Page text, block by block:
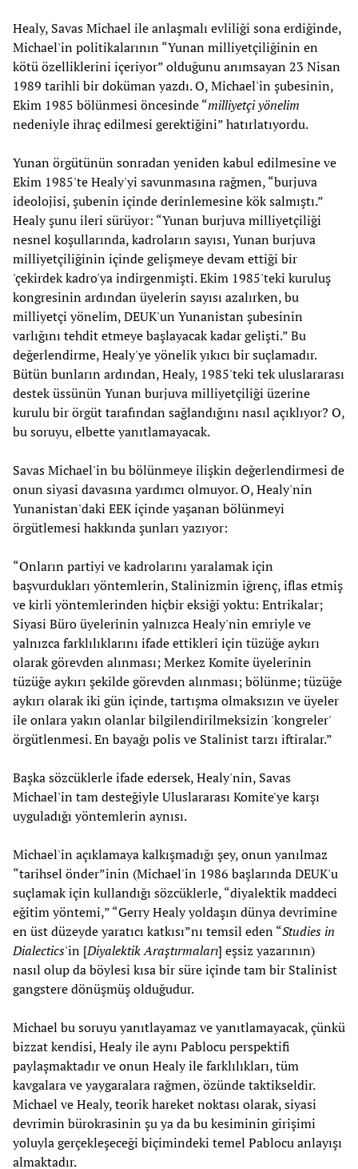
Healy, Savas Michael ile anlaşmalı evliliği sona erdiğinde,
Michael'in politikalarının “Yunan milliyetçiliğinin en
kötü özelliklerini içeriyor” olduğunu anımsayan 23 Nisan
1989 tarihli bir doküman yazdı. O, Michael'in şubesinin,
Ekim 1985 bölünmesi öncesinde “milliyetçi yönelim
nedeniyle ihraç edilmesi gerektiğini” hatırlatıyordu.
Yunan örgütünün sonradan yeniden kabul edilmesine ve
Ekim 1985'te Healy'yi savunmasına rağmen, “burjuva
ideolojisi, şubenin içinde derinlemesine kök salmıştı.”
Healy şunu ileri sürüyor: “Yunan burjuva milliyetçiliği
nesnel koşullarında, kadroların sayısı, Yunan burjuva
milliyetçiliğinin içinde gelişmeye devam ettiği bir
'çekirdek kadro'ya indirgenmişti. Ekim 1985'teki kuruluş
kongresinin ardından üyelerin sayısı azalırken, bu
milliyetçi yönelim, DEUK'un Yunanistan şubesinin
varlığını tehdit etmeye başlayacak kadar gelişti.” Bu
değerlendirme, Healy'ye yönelik yıkıcı bir suçlamadır.
Bütün bunların ardından, Healy, 1985'teki tek uluslararası
destek üssünün Yunan burjuva milliyetçiliği üzerine
kurulu bir örgüt tarafından sağlandığını nasıl açıklıyor? O,
bu soruyu, elbette yanıtlamayacak.
Savas Michael'in bu bölünmeye ilişkin değerlendirmesi de
onun siyasi davasına yardımcı olmuyor. O, Healy'nin
Yunanistan'daki EEK içinde yaşanan bölünmeyi
örgütlemesi hakkında şunları yazıyor:
“Onların partiyi ve kadrolarını yaralamak için
başvurdukları yöntemlerin, Stalinizmin iğrenç, iflas etmiş
ve kirli yöntemlerinden hiçbir eksiği yoktu: Entrikalar;
Siyasi Büro üyelerinin yalnızca Healy'nin emriyle ve
yalnızca farklılıklarını ifade ettikleri için tüzüğe aykırı
olarak görevden alınması; Merkez Komite üyelerinin
tüzüğe aykırı şekilde görevden alınması; bölünme; tüzüğe
aykırı olarak iki gün içinde, tartışma olmaksızın ve üyeler
ile onlara yakın olanlar bilgilendirilmeksizin 'kongreler'
örgütlenmesi. En bayağı polis ve Stalinist tarzı iftiralar.”
Başka sözcüklerle ifade edersek, Healy'nin, Savas
Michael'in tam desteğiyle Uluslararası Komite'ye karşı
uyguladığı yöntemlerin aynısı.
Michael'in açıklamaya kalkışmadığı şey, onun yanılmaz
“tarihsel önder”inin (Michael'in 1986 başlarında DEUK'u
suçlamak için kullandığı sözcüklerle, “diyalektik maddeci
eğitim yöntemi,” “Gerry Healy yoldaşın dünya devrimine
en üst düzeyde yaratıcı katkısı”nı temsil eden “Studies in
Dialectics'in [Diyalektik Araştırmaları] eşsiz yazarının)
nasıl olup da böylesi kısa bir süre içinde tam bir Stalinist
gangstere dönüşmüş olduğudur.
Michael bu soruyu yanıtlayamaz ve yanıtlamayacak, çünkü
bizzat kendisi, Healy ile aynı Pablocu perspektifi
paylaşmaktadır ve onun Healy ile farklılıkları, tüm
kavgalara ve yaygaralara rağmen, özünde taktikseldir.
Michael ve Healy, teorik hareket noktası olarak, siyasi
devrimin bürokrasinin şu ya da bu kesiminin girişimi
yoluyla gerçekleşeceği biçimindeki temel Pablocu anlayışı
almaktadır.